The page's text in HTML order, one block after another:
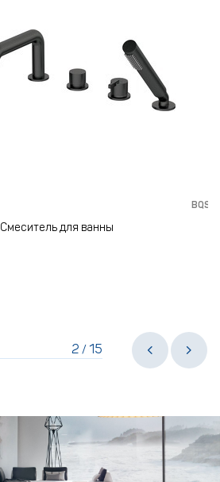
BQS N14M
для ванны
2 /15